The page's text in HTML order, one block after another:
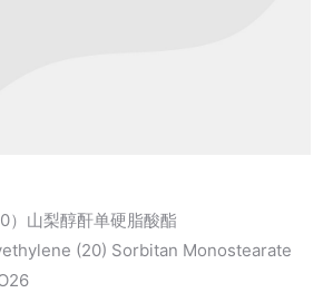
）山梨醇酐单硬脂酸酯
(20) Sorbitan Monostearate